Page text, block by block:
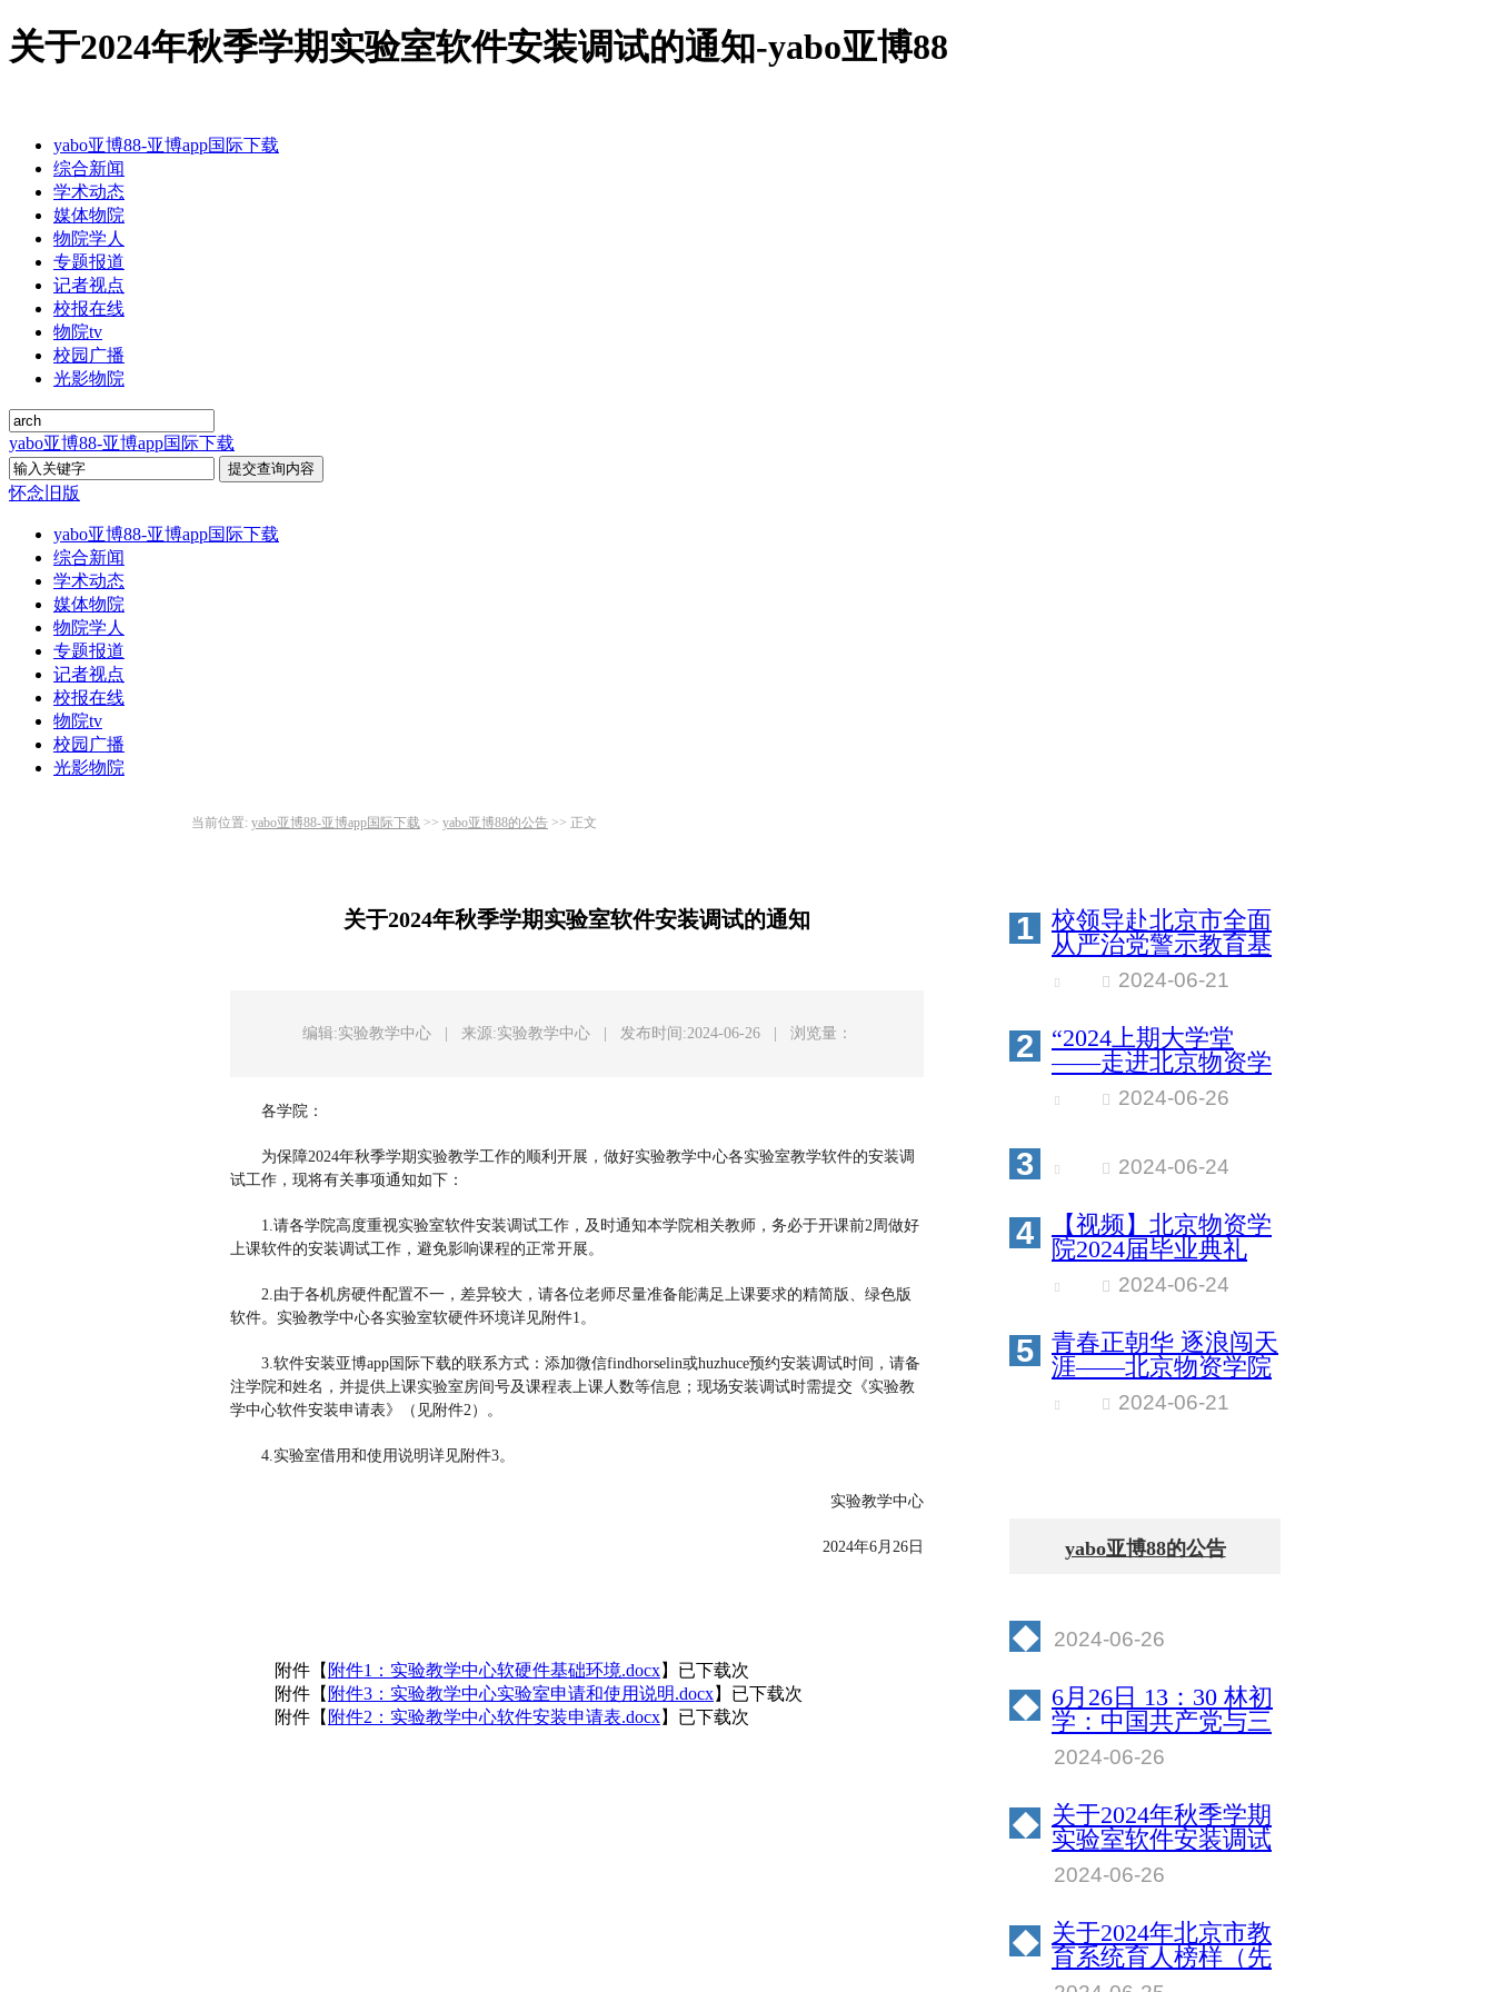
关于2024年秋季学期实验室软件安装调试的通知-yabo亚博88
yabo亚博88-亚博app国际下载
综合新闻
学术动态
媒体物院
物院学人
专题报道
记者视点
校报在线
物院tv
校园广播
光影物院
yabo亚博88-亚博app国际下载
怀念旧版
yabo亚博88-亚博app国际下载
综合新闻
学术动态
媒体物院
物院学人
专题报道
记者视点
校报在线
物院tv
校园广播
光影物院
当前位置: yabo亚博88-亚博app国际下载 >> yabo亚博88的公告 >> 正文
关于2024年秋季学期实验室软件安装调试的通知
编辑:实验教学中心 来源:实验教学中心 发布时间:2024-06-26 浏览量：
各学院：
为保障2024年秋季学期实验教学工作的顺利开展，做好实验教学中心各实验室教学软件的安装调
试工作，现将有关事项通知如下：
1.请各学院高度重视实验室软件安装调试工作，及时通知本学院相关教师，务必于开课前2周做好
上课软件的安装调试工作，避免影响课程的正常开展。
2.由于各机房硬件配置不一，差异较大，请各位老师尽量准备能满足上课要求的精简版、绿色版
软件。实验教学中心各实验室软硬件环境详见附件1。
3.软件安装亚博app国际下载的联系方式：添加微信findhorselin或huzhuce预约安装调试时间，请备
注学院和姓名，并提供上课实验室房间号及课程表上课人数等信息；现场安装调试时需提交《实验教
学中心软件安装申请表》（见附件2）。
4.实验室借用和使用说明详见附件3。
实验教学中心
2024年6月26日
附件【 附件1：实验教学中心软硬件基础环境.docx】已下载次
附件【 附件3：实验教学中心实验室申请和使用说明.docx】已下载次
附件【 附件2：实验教学中心软件安装申请表.docx】已下载次
1
校领导赴北京市全面
从严治党警示教育基
地开展党纪学习教育
2024-06-21
2
“2024上期大学堂
——走进北京物资学
院” 从业人员强化班
第一期开班2024-06-26
3 2024-06-24
4
【视频】北京物资学
院2024届毕业典礼
2024-06-24
5
青春正朝华 逐浪闯天
涯——北京物资学院
2024年毕业典礼暨学
位授予仪式举行
2024-06-21
yabo亚博88的公告
◆ 2024-06-26
◆ 6月26日 13：30 林初
学：中国共产党与三
峡工程专题讲座
2024-06-26
◆ 关于2024年秋季学期
实验室软件安装调试
的通知
2024-06-26
◆ 关于2024年北京市教
育系统育人榜样（先
锋）推荐公示